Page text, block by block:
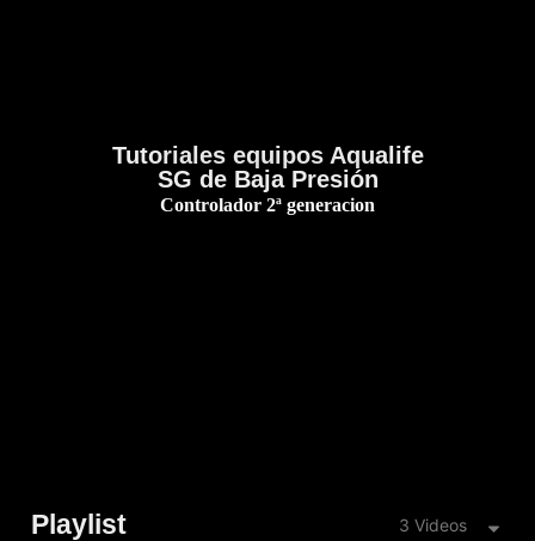
Tutoriales equipos Aqualife
SG de Baja Presión
Controlador 2ª generacion
Playlist 3 Videos